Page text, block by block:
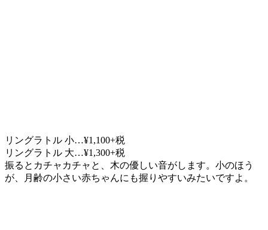
リングラトル 小…¥1,100+税
リングラトル 大…¥1,300+税
振るとカチャカチャと、木の優しい音がします。小のほう
が、月齢の小さい赤ちゃんにも握りやすいみたいですよ。